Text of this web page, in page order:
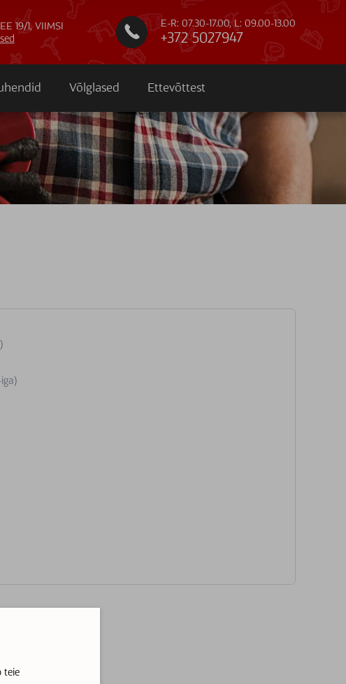
teie
19/1, VIIMSI
 E-R: 07.30-17.00, L: 09.00-13.00
+372 5027947
Võlglased Ettevõttest